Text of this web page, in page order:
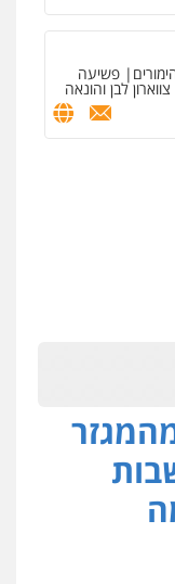
פשיעה
צווארון לבן והונאה
מהמגזר